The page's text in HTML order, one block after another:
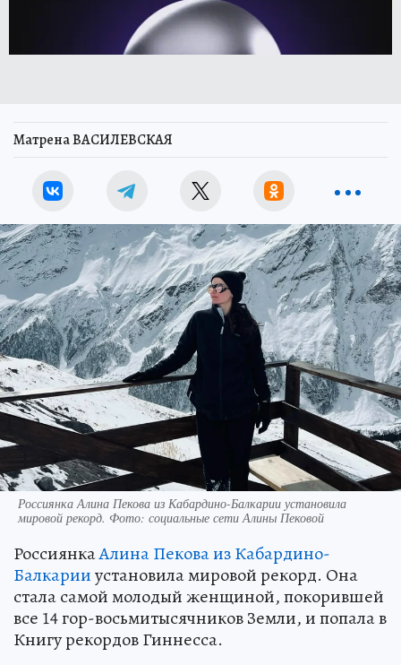
Матрена ВАСИЛЕВСКАЯ
Россиянка Алина Пекова из Кабардино-Балкарии установила
мировой рекорд. Фото: социальные сети Алины Пековой
РоссиянкаАлина Пекова из Кабардино-
Балкарииустановила мировой рекорд. Она
стала самой молодый женщиной, покорившей
все 14 гор-восьмитысячников Земли, и попала в
Книгу рекордов Гиннесса.